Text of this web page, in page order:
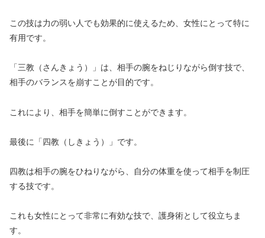
この技は力の弱い人でも効果的に使えるため、女性にとって特に
有用です。
「三教（さんきょう）」は、相手の腕をねじりながら倒す技で、
相手のバランスを崩すことが目的です。
これにより、相手を簡単に倒すことができます。
最後に「四教（しきょう）」です。
四教は相手の腕をひねりながら、自分の体重を使って相手を制圧
する技です。
これも女性にとって非常に有効な技で、護身術として役立ちま
す。